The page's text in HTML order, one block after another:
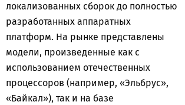
локализованных сборок до полностью
разработанных аппаратных
платформ. На рынке представлены
модели, произведенные как с
использованием отечественных
процессоров (например, «Эльбрус»,
«Байкал»), так и на базе